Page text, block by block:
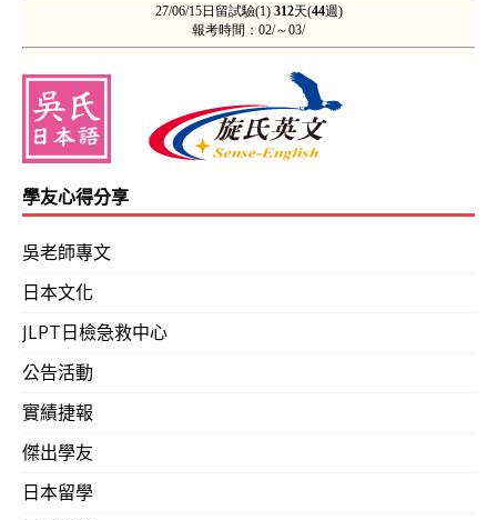
學友心得分享
吳老師專文
日本文化
JLPT日檢急救中心
公告活動
實績捷報
傑出學友
日本留學